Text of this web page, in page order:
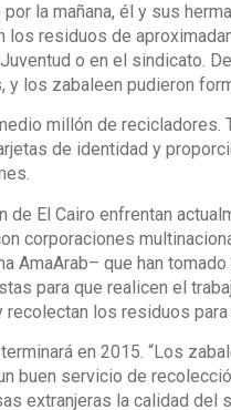
la mañana, él y sus
residuos de
o en el sindicato.
los zabaleen pudieron
millón de recicladores.
de identidad y
El Cairo enfrentan
corporaciones
AmaArab– que han
para que realicen el
los residuos
en 2015. “Los
buen servicio de
extranjeras la calidad